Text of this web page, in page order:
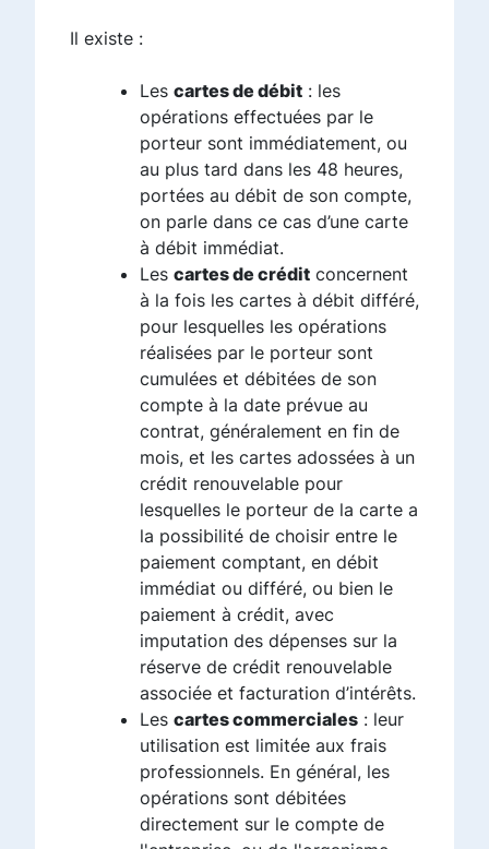
Il existe :
Les cartes de débit : les
opérations effectuées par le
porteur sont immédiatement, ou
au plus tard dans les 48 heures,
portées au débit de son compte,
on parle dans ce cas d’une carte
à débit immédiat.
Les cartes de crédit concernent
à la fois les cartes à débit différé,
pour lesquelles les opérations
réalisées par le porteur sont
cumulées et débitées de son
compte à la date prévue au
contrat, généralement en fin de
mois, et les cartes adossées à un
crédit renouvelable pour
lesquelles le porteur de la carte a
la possibilité de choisir entre le
paiement comptant, en débit
immédiat ou différé, ou bien le
paiement à crédit, avec
imputation des dépenses sur la
réserve de crédit renouvelable
associée et facturation d’intérêts.
Les cartes commerciales : leur
utilisation est limitée aux frais
professionnels. En général, les
opérations sont débitées
directement sur le compte de